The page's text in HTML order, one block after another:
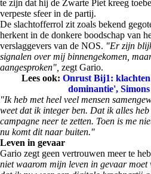
te zijn dat hij de Zwarte Piet kreeg
verpeste sfeer in de partij.
De slachtofferrol zit zoals bekend
herkent in de donkere boodschap van
verslaggevers van de NOS. "Er zijn
signalen over mij binnengekomen,
aangesproken", zegt Gario.
Lees ook: Onrust Bij1:
dominantie',
"Ik heb met heel veel mensen
weet dat ik integer ben. Dat ik alles
campagne neer te zetten. Toen is me
nu komt dit naar buiten."
Leven in gevaar
Gario zegt geen vertrouwen meer te
niet waarom mijn leven in gevaar moet